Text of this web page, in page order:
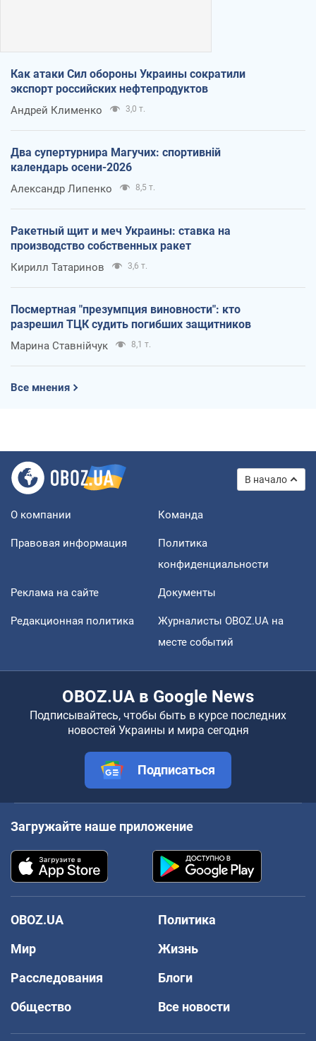
Как атаки Сил обороны Украины сократили
экспорт российских нефтепродуктов
Андрей Клименко 3,0 т.
Два супертурнира Магучих: спортивній
календарь осени-2026
Александр Липенко 8,5 т.
Ракетный щит и меч Украины: ставка на
производство собственных ракет
Кирилл Татаринов 3,6 т.
Посмертная "презумпция виновности": кто
разрешил ТЦК судить погибших защитников
Марина Ставнійчук 8,1 т.
Все мнения
В начало
О компании Команда
Правовая информация
Политика
конфиденциальности
Реклама на сайте Документы
Редакционная политика
Журналисты OBOZ.UA на
месте событий
OBOZ.UA в Google News
Подписывайтесь, чтобы быть в курсе последних
новостей Украины и мира сегодня
Подписаться
Загружайте наше приложение
OBOZ.UA
Политика
Мир
Жизнь
Расследования
Блоги
Общество
Все новости